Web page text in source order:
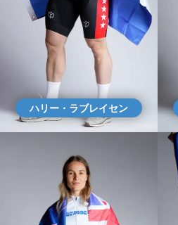
ハリー・ラブレイセン